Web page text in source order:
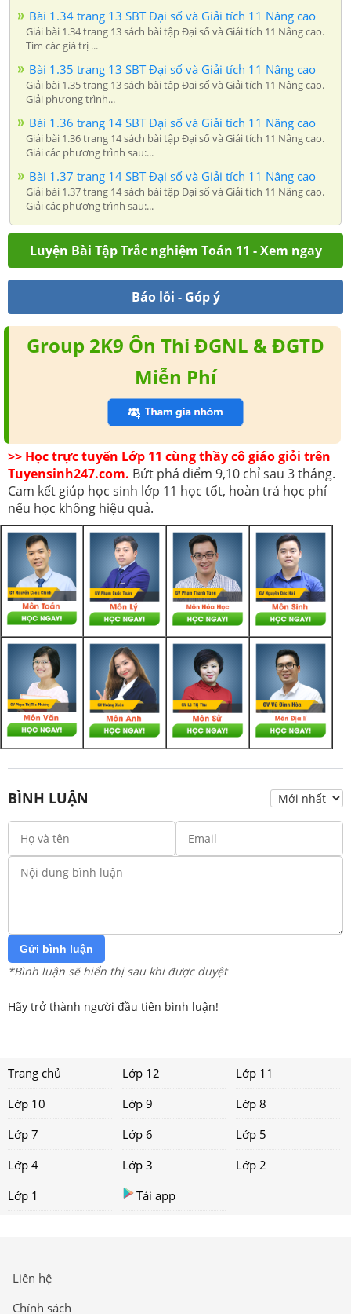
Bài 1.34 trang 13 SBT Đại số và Giải tích 11 Nâng cao
Giải bài 1.34 trang 13 sách bài tập Đại số và Giải tích 11 Nâng cao.
Tìm các giá trị ...
Bài 1.35 trang 13 SBT Đại số và Giải tích 11 Nâng cao
Giải bài 1.35 trang 13 sách bài tập Đại số và Giải tích 11 Nâng cao.
Giải phương trình...
Bài 1.36 trang 14 SBT Đại số và Giải tích 11 Nâng cao
Giải bài 1.36 trang 14 sách bài tập Đại số và Giải tích 11 Nâng cao.
Giải các phương trình sau:...
Bài 1.37 trang 14 SBT Đại số và Giải tích 11 Nâng cao
Giải bài 1.37 trang 14 sách bài tập Đại số và Giải tích 11 Nâng cao.
Giải các phương trình sau:...
Luyện Bài Tập Trắc nghiệm Toán 11 - Xem ngay
Báo lỗi - Góp ý
Group 2K9 Ôn Thi ĐGNL & ĐGTD
Miễn Phí
>> Học trực tuyến Lớp 11 cùng thầy cô giáo giỏi trên
Tuyensinh247.com. Bứt phá điểm 9,10 chỉ sau 3 tháng.
Cam kết giúp học sinh lớp 11 học tốt, hoàn trả học phí
nếu học không hiệu quả.
BÌNH LUẬN
Gửi bình luận
*Bình luận sẽ hiển thị sau khi được duyệt
Hãy trở thành người đầu tiên bình luận!
Trang chủ Lớp 12
Lớp 11
Lớp 10
Lớp 9
Lớp 8
Lớp 7
Lớp 6
Lớp 5
Lớp 4
Lớp 3
Lớp 2
Lớp 1
Tải app
Liên hệ
Chính sách